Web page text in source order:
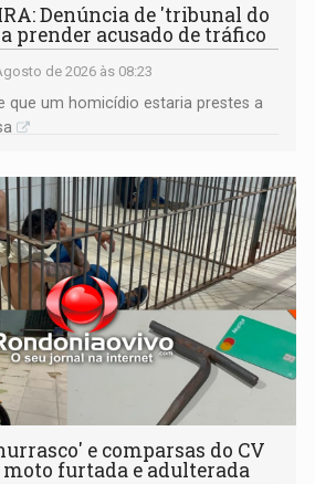
​Denúncia de 'tribunal do
prender acusado de tráfico
de 2026 às 08:23
que um homicídio estaria prestes a
e comparsas do CV
moto furtada e adulterada